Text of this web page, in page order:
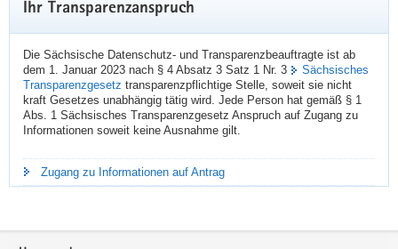
👉️️️
datenschutz.sachsen.de/downloa
Themen sind u. a.:
➡️ FAQ zum Datenschutz beim Einsatz von Künstlicher Intelligenz
➡️ Vorschläge der Landesdatenschutzbeauftragten zur Modernisierung
des Datenschutzes
➡️ Roadshow zur Cybersicherheit
Ihr Transparenzanspruch
Die Sächsische Datenschutz- und Transparenzbeauftragte ist ab
dem 1. Januar 2023 nach § 4 Absatz 3 Satz 1 Nr. 3
Sächsisches
Transparenzgesetz transparenzpflichtige Stelle, soweit sie nicht
kraft Gesetzes unabhängig tätig wird. Jede Person hat gemäß § 1
Abs. 1 Sächsisches Transparenzgesetz Anspruch auf Zugang zu
Informationen soweit keine Ausnahme gilt.
Zugang zu Informationen auf Antrag
Footer-